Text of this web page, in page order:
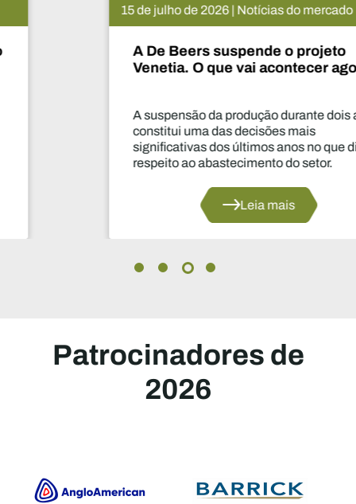
15 de julho de 2026 | Notícias do mercado
A De Beers suspende o projeto
Venetia. O que vai acontecer agora?
A suspensão da produção durante dois anos
constitui uma das decisões mais
significativas dos últimos anos no que diz
respeito ao abastecimento do setor.
Leia mais
Patrocinadores de
2026